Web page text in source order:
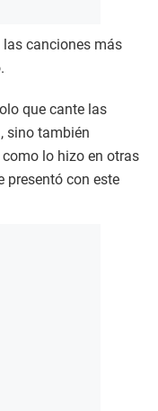
canciones más
que cante las
sino también
como lo hizo en otras
presentó con este